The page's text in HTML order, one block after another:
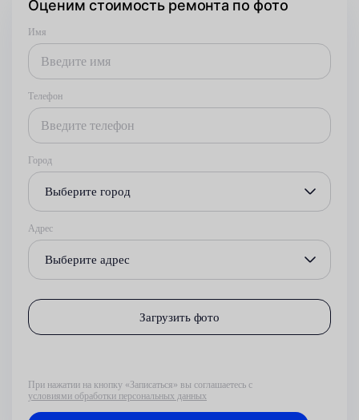
Оценим стоимость ремонта по фото
Имя
Телефон
Город
Выберите город
Адрес
Выберите адрес
Загрузить фото
При нажатии на кнопку «Записаться» вы соглашаетесь с
условиями обработки персональных данных